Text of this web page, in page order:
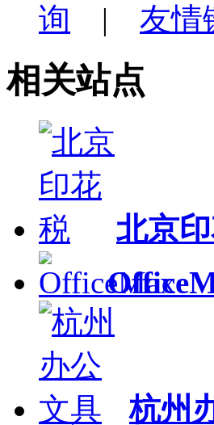
询 | 友情
相关站点
北京
杭州